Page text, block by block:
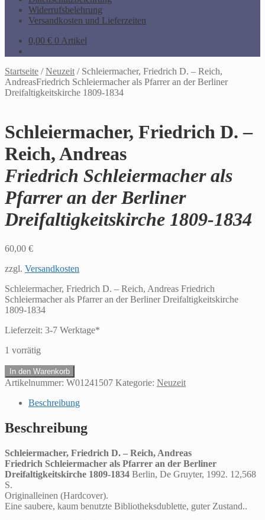
Widerrufsbelehrung
Versandkosten und Lieferzeiten
0,00 € 0 Artikel
Startseite /Neuzeit / Schleiermacher, Friedrich D. – Reich,
AndreasFriedrich Schleiermacher als Pfarrer an der Berliner
Dreifaltigkeitskirche 1809-1834
Schleiermacher, Friedrich D. –
Reich, Andreas
Friedrich Schleiermacher als
Pfarrer an der Berliner
Dreifaltigkeitskirche 1809-1834
60,00 €
zzgl. Versandkosten
Schleiermacher, Friedrich D. – Reich, Andreas Friedrich
Schleiermacher als Pfarrer an der Berliner Dreifaltigkeitskirche
1809-1834
Lieferzeit: 3-7 Werktage*
1 vorrätig
Schleiermacher,
Friedrich
AndreasFriedrich
Schleiermacher
Pfarrer
an
der
Berliner
Dreifaltigkeitskirche
1809-
In den Warenkorb
Artikelnummer: W01241507 Kategorie: Neuzeit
Beschreibung
Beschreibung
Schleiermacher, Friedrich D. – Reich, Andreas
Friedrich Schleiermacher als Pfarrer an der Berliner
Dreifaltigkeitskirche 1809-1834 Berlin, De Gruyter, 1992. 12,568
S.
Originalleinen (Hardcover).
Eine saubere, kaum benutzte Bibliotheksdublette, guter Zustand..